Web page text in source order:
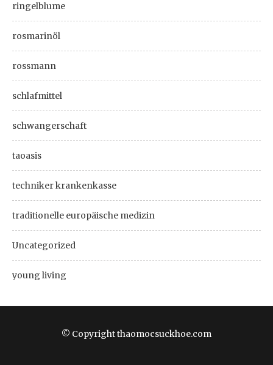
ringelblume
rosmarinöl
rossmann
schlafmittel
schwangerschaft
taoasis
techniker krankenkasse
traditionelle europäische medizin
Uncategorized
young living
© Copyright thaomocsuckhoe.com